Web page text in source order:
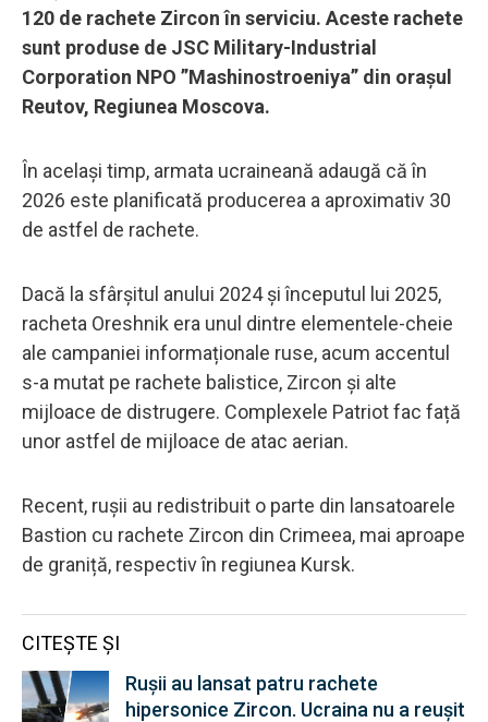
120 de rachete Zircon în serviciu. Aceste rachete
sunt produse de JSC Military-Industrial
Corporation NPO ”Mashinostroeniya” din orașul
Reutov, Regiunea Moscova.
În același timp, armata ucraineană adaugă că în
2026 este planificată producerea a aproximativ 30
de astfel de rachete.
Dacă la sfârșitul anului 2024 și începutul lui 2025,
racheta Oreshnik era unul dintre elementele-cheie
ale campaniei informaționale ruse, acum accentul
s-a mutat pe rachete balistice, Zircon și alte
mijloace de distrugere. Complexele Patriot fac față
unor astfel de mijloace de atac aerian.
Recent, rușii au redistribuit o parte din lansatoarele
Bastion cu rachete Zircon din Crimeea, mai aproape
de graniță, respectiv în regiunea Kursk.
CITEȘTE ȘI
Rușii au lansat patru rachete
hipersonice Zircon. Ucraina nu a reușit